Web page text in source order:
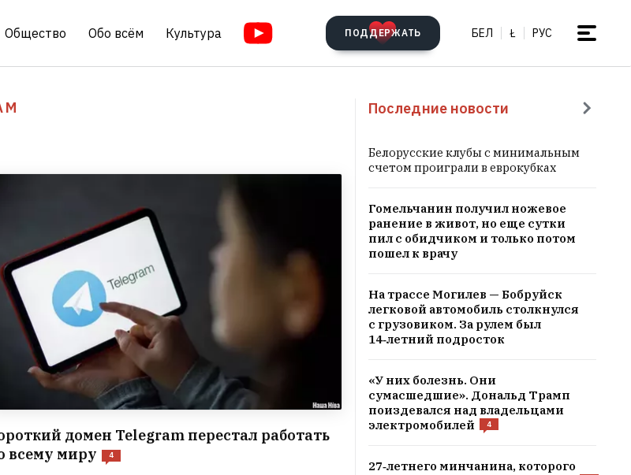
Общество Обо всём Культура ПОДДЕРЖАТЬ БЕЛ Ł РУС
домен Telegram перестал работать
всему миру
4
Последние новости
Белорусские клубы с минимальным
счетом проиграли в еврокубках
Гомельчанин получил ножевое
ранение в живот, но еще сутки
пил с обидчиком и только потом
пошел к врачу
На трассе Могилев — Бобруйск
легковой автомобиль столкнулся
с грузовиком. За рулем был
14‑летний подросток
«У них болезнь. Они
сумасшедшие». Дональд Трамп
поиздевался над владельцами
электромобилей
4
27‑летнего минчанина, которого